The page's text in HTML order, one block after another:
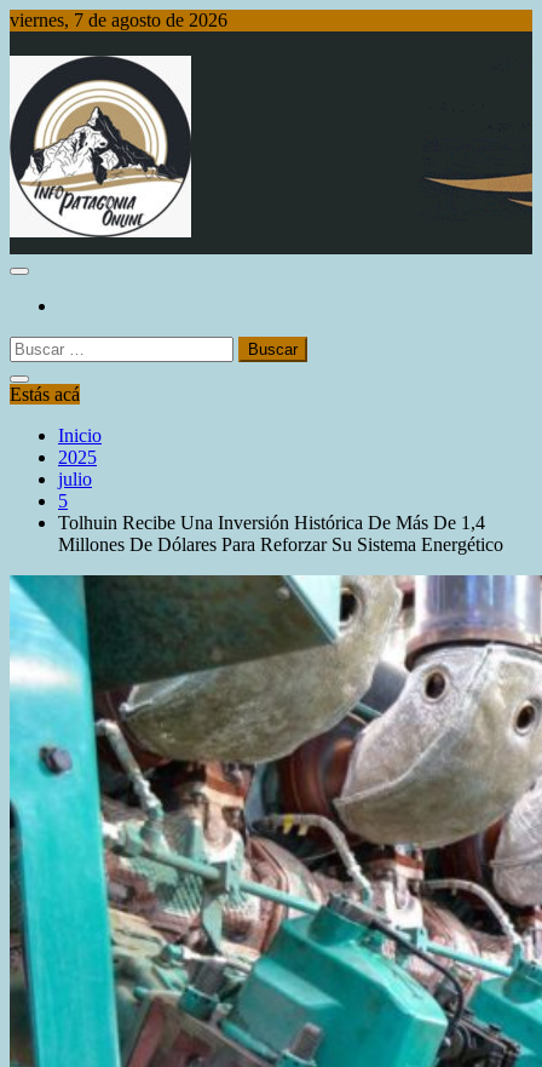
Saltar
contenido
viernes, 7 de agosto de 2026
Info Patagonia Online
Buscar:
Estás acá
Inicio
2025
julio
5
Tolhuin Recibe Una Inversión Histórica De Más De 1,4
Millones De Dólares Para Reforzar Su Sistema Energético